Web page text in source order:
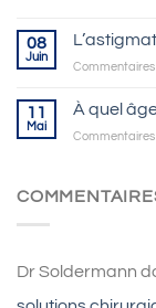
08
Juin
Commentaires
11
Mai
À quel
Commentaires
Dr Soldermann